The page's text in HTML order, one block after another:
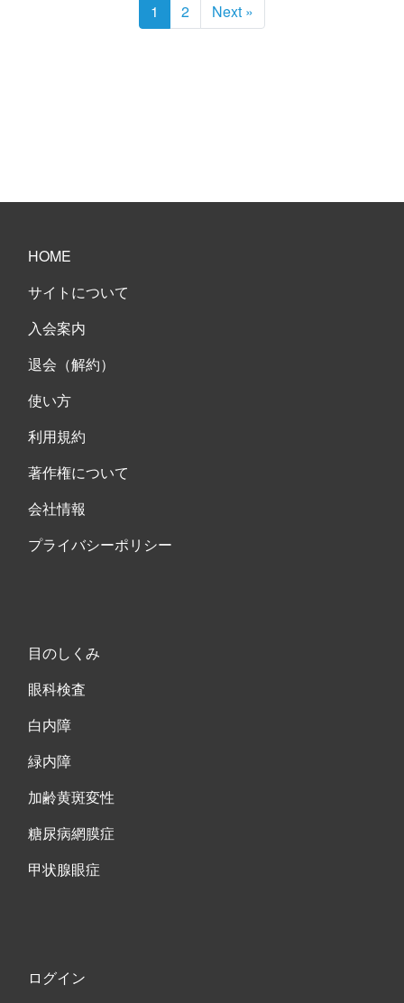
1 2 Next »
HOME
サイトについて
入会案内
退会（解約）
使い方
利用規約
著作権について
会社情報
プライバシーポリシー
目のしくみ
眼科検査
白内障
緑内障
加齢黄斑変性
糖尿病網膜症
甲状腺眼症
ログイン